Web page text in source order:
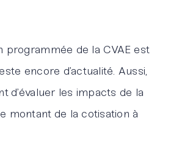
programmée de la CVAE est
encore d’actualité. Aussi,
d’évaluer les impacts de la
montant de la cotisation à